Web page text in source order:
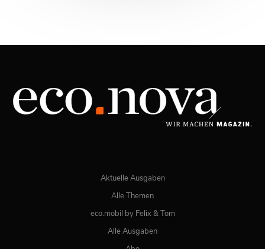
03/2026
JETZT BESTELLEN
Aktuelle Ausgaben
Alle Themen
eco.mobil by Felix & Tom
Alle Ausgaben